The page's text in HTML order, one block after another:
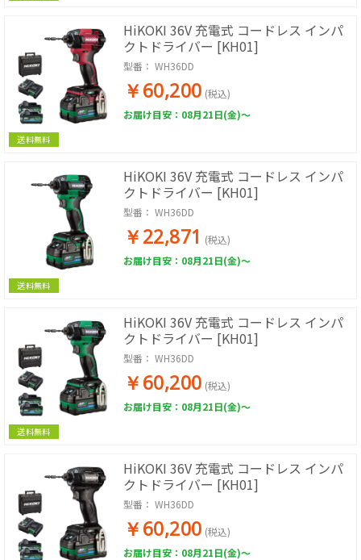
送料無料
HiKOKI 36V 充電式 コードレス インパ
クトドライバー [KH01]
型番： WH36DD
￥60,200 (税込)
お届け目安：08月21日(金)～
送料無料
HiKOKI 36V 充電式 コードレス インパ
クトドライバー [KH01]
型番： WH36DD
￥22,871 (税込)
お届け目安：08月21日(金)～
送料無料
HiKOKI 36V 充電式 コードレス インパ
クトドライバー [KH01]
型番： WH36DD
￥60,200 (税込)
お届け目安：08月21日(金)～
HiKOKI 36V 充電式 コードレス インパ
クトドライバー [KH01]
型番： WH36DD
￥60,200 (税込)
お届け目安：08月21日(金)～